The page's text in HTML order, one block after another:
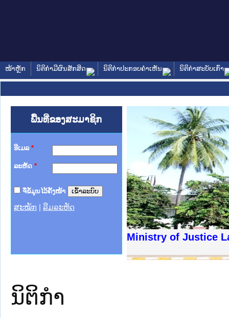
ໜ້າຫຼັກ ນິຕິກໍາມີຜົນສັກສິດ ນິຕິກໍາປະກອບຄໍາເຫັນ ນິຕິກໍາສະບັບເກົ່າ
ພື້ນທີ່ຂອງສະມາຊິກ
ອີເມລ *
ລະຫັດ *
ຈື່ຂໍ້ມູນໄວ້ຄັ້ງໜ້າ
ສະໝັກ ລືມລະຫັດ
Ministry of Justice
ຊາຊົນ ພາກເໜືອ
ການ
ກາງ
ກໃຕ້
ນຕຳຫຼວດປະຊາຊົນ
ສັນຕິບານປະຊາຊົນ
ກເໜືອ
ຊາຊົນ ພາກກາງ
ນິຕິກໍາ